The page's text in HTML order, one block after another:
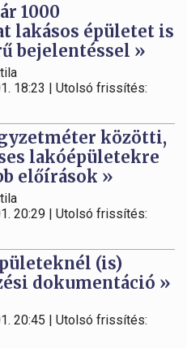
1000
lakásos épületet is
bejelentéssel »
18:23 | Utolsó frissítés:
közötti,
lakóépületekre
előírások »
20:29 | Utolsó frissítés:
(is)
dokumentáció »
20:45 | Utolsó frissítés: